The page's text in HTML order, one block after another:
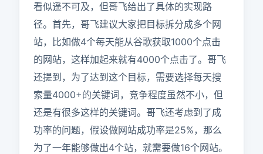
看似遥不可及，但哥飞给出了具体的实现路
径。首先，哥飞建议大家把目标拆分成多个网
站，比如做4个每天能从谷歌获取1000个点击
的网站，这样加起来就有4000个点击了。哥飞
还提到，为了达到这个目标，需要选择每天搜
索量4000+的关键词，竞争程度虽然不小，但
还是有很多这样的关键词。哥飞还考虑到了成
功率的问题，假设做网站成功率是25%，那么
为了一年能够做出4个站，就需要做16个网站。